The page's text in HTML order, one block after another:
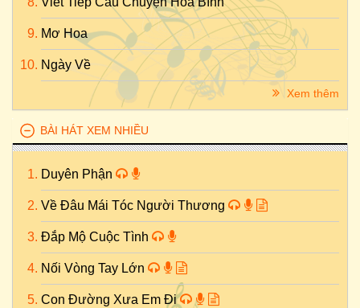
Mơ Hoa
Ngày Về
Xem thêm
BÀI HÁT XEM NHIỀU
Duyên Phận
Về Đâu Mái Tóc Người Thương
Đắp Mộ Cuộc Tình
Nối Vòng Tay Lớn
Con Đường Xưa Em Đi